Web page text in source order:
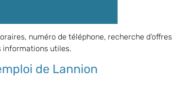
numéro de téléphone, recherche d’offres
informations utiles.
de Lannion